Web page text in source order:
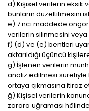
d) Kişisel verilerin eksik
bunların düzeltilmesini
e) 7 nci maddede
verilerin silinmesini
f) (d) ve (e) bentleri
aktarıldığı üçüncü
g) İşlenen verilerin
analiz edilmesi suretiyle
ortaya çıkmasına itiraz
ğ) Kişisel verilerin
zarara uğraması